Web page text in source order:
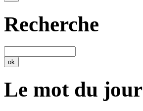
Recherche
Le mot du jour